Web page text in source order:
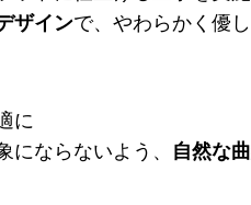
ザインで、やわらかく優
に
にならないよう、 自然な